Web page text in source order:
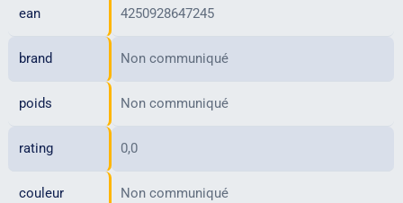
ean 4250928647245
brand Non communiqué
poids Non communiqué
rating 0,0
couleur Non communiqué